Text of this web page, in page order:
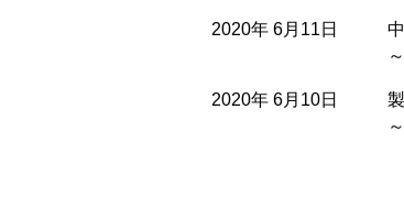
2020年 6月11日
2020年 6月10日